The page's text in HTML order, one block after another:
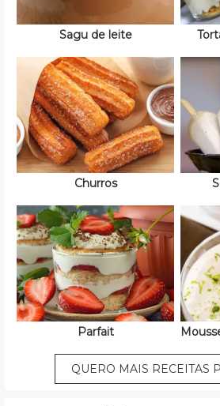
Sagu de leite
Churros
Parfait
QUERO MAIS RECEITAS